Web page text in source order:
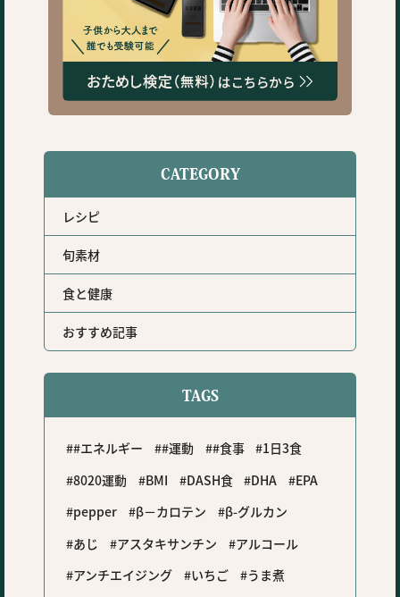
CATEGORY
レシピ
旬素材
食と健康
おすすめ記事
TAGS
#エネルギー #運動 #食事
1日3食
8020運動
BMI DASH食 DHA
EPA
pepper
β－カロテン
β-グルカン
あじ
アスタキサンチン
アルコール
アンチエイジング
いちご
うま煮